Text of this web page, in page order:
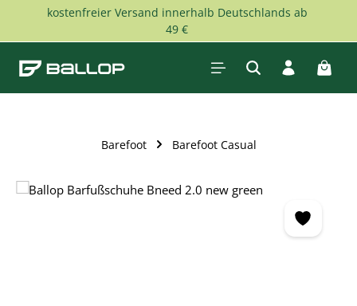
Zum Hauptinhalt springen
kostenfreier Versand innerhalb Deutschlands ab
49 €
Barefoot Barefoot Casual
Bildergalerie überspringen